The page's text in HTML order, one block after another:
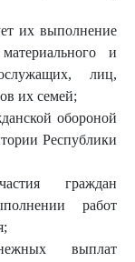
их выполнение
и
лиц,
их семей;
обороной
Республики
граждан
работ
выплат